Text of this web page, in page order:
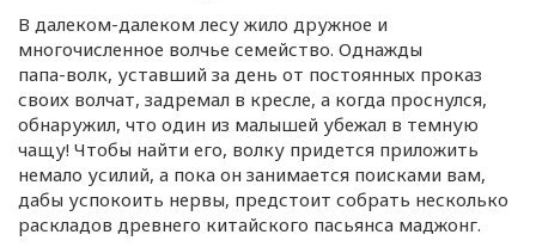
В далеком-далеком лесу жило дружное и
многочисленное волчье семейство. Однажды
папа-волк, уставший за день от постоянных проказ
своих волчат, задремал в кресле, а когда проснулся,
обнаружил, что один из малышей убежал в темную
чащу! Чтобы найти его, волку придется приложить
немало усилий, а пока он занимается поисками вам,
дабы успокоить нервы, предстоит собрать несколько
раскладов древнего китайского пасьянса маджонг.